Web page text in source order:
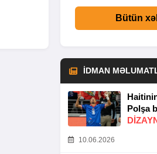
Bütün
İDMAN
Polşa
10.06.2026